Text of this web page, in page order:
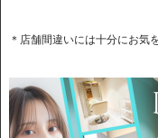
＊店舗間違いには十分にお気